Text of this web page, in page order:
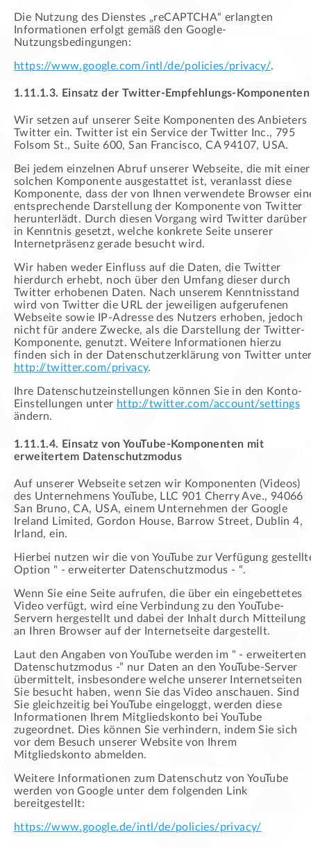
Die Nutzung des Dienstes „reCAPTCHA“ erlangten
Informationen erfolgt gemäß den Google-
Nutzungsbedingungen:
https://www.google.com/intl/de/policies/privacy/.
1.11.1.3. Einsatz der Twitter-Empfehlungs-Komponenten
Wir setzen auf unserer Seite Komponenten des Anbieters
Twitter ein. Twitter ist ein Service der Twitter Inc., 795
Folsom St., Suite 600, San Francisco, CA 94107, USA.
Bei jedem einzelnen Abruf unserer Webseite, die mit einer
solchen Komponente ausgestattet ist, veranlasst diese
Komponente, dass der von Ihnen verwendete Browser
entsprechende Darstellung der Komponente von Twitter
herunterlädt. Durch diesen Vorgang wird Twitter darüber
in Kenntnis gesetzt, welche konkrete Seite unserer
Internetpräsenz gerade besucht wird.
Wir haben weder Einfluss auf die Daten, die Twitter
hierdurch erhebt, noch über den Umfang dieser durch
Twitter erhobenen Daten. Nach unserem Kenntnisstand
wird von Twitter die URL der jeweiligen aufgerufenen
Webseite sowie IP-Adresse des Nutzers erhoben, jedoch
nicht für andere Zwecke, als die Darstellung der Twitter-
Komponente, genutzt. Weitere Informationen hierzu
finden sich in der Datenschutzerklärung von Twitter
http://twitter.com/privacy.
Ihre Datenschutzeinstellungen können Sie in den Konto-
Einstellungen unter http://twitter.com/account/settings
ändern.
1.11.1.4. Einsatz von YouTube-Komponenten mit
erweitertem Datenschutzmodus
Auf unserer Webseite setzen wir Komponenten (Videos)
des Unternehmens YouTube, LLC 901 Cherry Ave., 94066
San Bruno, CA, USA, einem Unternehmen der Google
Ireland Limited, Gordon House, Barrow Street, Dublin 4,
Irland, ein.
Hierbei nutzen wir die von YouTube zur Verfügung
Option " - erweiterter Datenschutzmodus - “.
Wenn Sie eine Seite aufrufen, die über ein eingebettetes
Video verfügt, wird eine Verbindung zu den YouTube-
Servern hergestellt und dabei der Inhalt durch Mitteilung
an Ihren Browser auf der Internetseite dargestellt.
Laut den Angaben von YouTube werden im " - erweiterten
Datenschutzmodus -” nur Daten an den YouTube-Server
übermittelt, insbesondere welche unserer Internetseiten
Sie besucht haben, wenn Sie das Video anschauen. Sind
Sie gleichzeitig bei YouTube eingeloggt, werden diese
Informationen Ihrem Mitgliedskonto bei YouTube
zugeordnet. Dies können Sie verhindern, indem Sie sich
vor dem Besuch unserer Website von Ihrem
Mitgliedskonto abmelden.
Weitere Informationen zum Datenschutz von YouTube
werden von Google unter dem folgenden Link
bereitgestellt:
https://www.google.de/intl/de/policies/privacy/